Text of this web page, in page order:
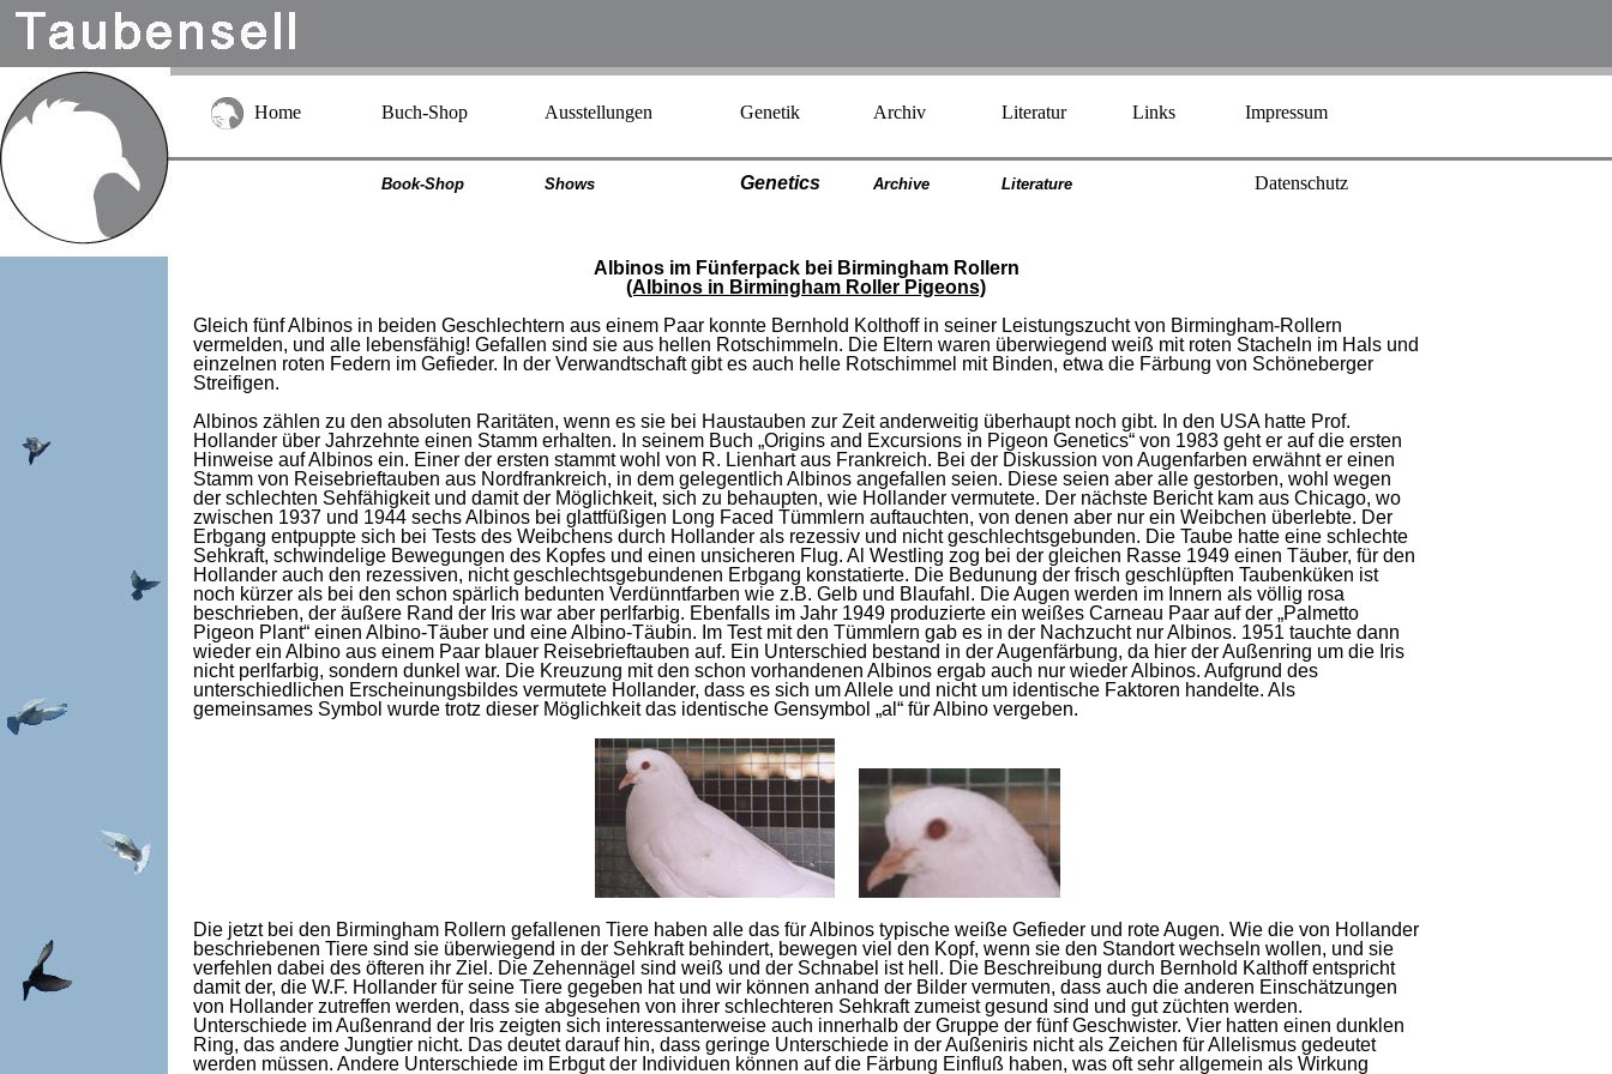
Home Buch-Shop Ausstellungen Genetik Archiv Literatur Links Impressum
Book-Shop Shows Genetics Archive Literature Datenschutz
Albinos im Fünferpack bei Birmingham Rollern
(Albinos in Birmingham Roller Pigeons)
Gleich fünf Albinos in beiden Geschlechtern aus einem Paar konnte Bernhold Kolthoff in seiner Leistungszucht von Birmingham-Rollern
vermelden, und alle lebensfähig! Gefallen sind sie aus hellen Rotschimmeln. Die Eltern waren überwiegend weiß mit roten Stacheln im Hals und
einzelnen roten Federn im Gefieder. In der Verwandtschaft gibt es auch helle Rotschimmel mit Binden, etwa die Färbung von Schöneberger
Streifigen.
Albinos zählen zu den absoluten Raritäten, wenn es sie bei Haustauben zur Zeit anderweitig überhaupt noch gibt. In den USA hatte Prof.
Hollander über Jahrzehnte einen Stamm erhalten. In seinem Buch „Origins and Excursions in Pigeon Genetics“ von 1983 geht er auf die ersten
Hinweise auf Albinos ein. Einer der ersten stammt wohl von R. Lienhart aus Frankreich. Bei der Diskussion von Augenfarben erwähnt er einen
Stamm von Reisebrieftauben aus Nordfrankreich, in dem gelegentlich Albinos angefallen seien. Diese seien aber alle gestorben, wohl wegen
der schlechten Sehfähigkeit und damit der Möglichkeit, sich zu behaupten, wie Hollander vermutete. Der nächste Bericht kam aus Chicago, wo
zwischen 1937 und 1944 sechs Albinos bei glattfüßigen Long Faced Tümmlern auftauchten, von denen aber nur ein Weibchen überlebte. Der
Erbgang entpuppte sich bei Tests des Weibchens durch Hollander als rezessiv und nicht geschlechtsgebunden. Die Taube hatte eine schlechte
Sehkraft, schwindelige Bewegungen des Kopfes und einen unsicheren Flug. Al Westling zog bei der gleichen Rasse 1949 einen Täuber, für den
Hollander auch den rezessiven, nicht geschlechtsgebundenen Erbgang konstatierte. Die Bedunung der frisch geschlüpften Taubenküken ist
noch kürzer als bei den schon spärlich bedunten Verdünntfarben wie z.B. Gelb und Blaufahl. Die Augen werden im Innern als völlig rosa
beschrieben, der äußere Rand der Iris war aber perlfarbig. Ebenfalls im Jahr 1949 produzierte ein weißes Carneau Paar auf der „Palmetto
Pigeon Plant“ einen Albino-Täuber und eine Albino-Täubin. Im Test mit den Tümmlern gab es in der Nachzucht nur Albinos. 1951 tauchte dann
wieder ein Albino aus einem Paar blauer Reisebrieftauben auf. Ein Unterschied bestand in der Augenfärbung, da hier der Außenring um die Iris
nicht perlfarbig, sondern dunkel war. Die Kreuzung mit den schon vorhandenen Albinos ergab auch nur wieder Albinos. Aufgrund des
unterschiedlichen Erscheinungsbildes vermutete Hollander, dass es sich um Allele und nicht um identische Faktoren handelte. Als
gemeinsames Symbol wurde trotz dieser Möglichkeit das identische Gensymbol „al“ für Albino vergeben.
Die jetzt bei den Birmingham Rollern gefallenen Tiere haben alle das für Albinos typische weiße Gefieder und rote Augen. Wie die von Hollander
beschriebenen Tiere sind sie überwiegend in der Sehkraft behindert, bewegen viel den Kopf, wenn sie den Standort wechseln wollen, und sie
verfehlen dabei des öfteren ihr Ziel. Die Zehennägel sind weiß und der Schnabel ist hell. Die Beschreibung durch Bernhold Kalthoff entspricht
damit der, die W.F. Hollander für seine Tiere gegeben hat und wir können anhand der Bilder vermuten, dass auch die anderen Einschätzungen
von Hollander zutreffen werden, dass sie abgesehen von ihrer schlechteren Sehkraft zumeist gesund sind und gut züchten werden.
Unterschiede im Außenrand der Iris zeigten sich interessanterweise auch innerhalb der Gruppe der fünf Geschwister. Vier hatten einen dunklen
Ring, das andere Jungtier nicht. Das deutet darauf hin, dass geringe Unterschiede in der Außeniris nicht als Zeichen für Allelismus gedeutet
werden müssen. Andere Unterschiede im Erbgut der Individuen können auf die Färbung Einfluß haben, was oft sehr allgemein als Wirkung